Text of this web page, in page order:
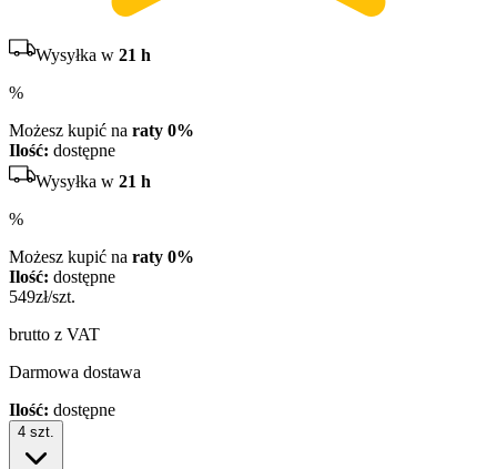
Wysyłka w 21 h
%
Możesz kupić na raty 0%
Ilość: dostępne
Wysyłka w 21 h
%
Możesz kupić na raty 0%
Ilość: dostępne
549zł/szt.
brutto z VAT
Darmowa dostawa
Ilość: dostępne
4 szt.